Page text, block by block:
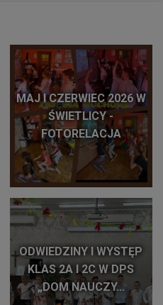
MAJ I CZERWIEC 2026 W
ŚWIETLICY -
FOTORELACJA
ODWIEDZINY I WYSTĘP
KLAS 2A I 2C W DPS
„DOM NAUCZY...